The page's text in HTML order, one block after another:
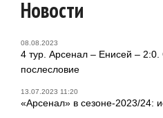
Новости
08.08.2023
4 тур. Арсенал – Енисей – 2:0.
послесловие
13.07.2023 11:20
«Арсенал» в сезоне-2023/24: